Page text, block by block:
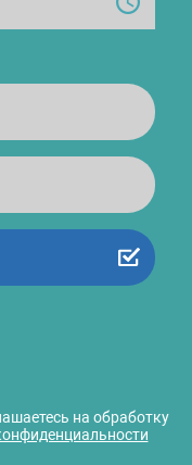
на обработку